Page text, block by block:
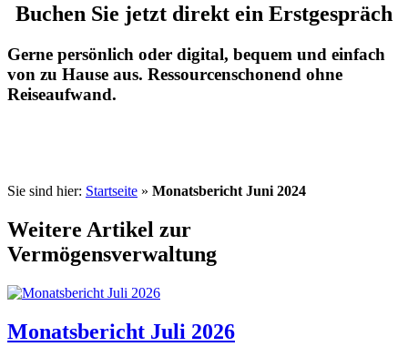
Buchen Sie jetzt direkt ein Erstgespräch
Gerne persönlich oder digital, bequem und einfach
von zu Hause aus. Ressourcenschonend ohne
Reiseaufwand.
Sie sind hier: Startseite » Monatsbericht Juni 2024
Weitere Artikel zur
Vermögensverwaltung
Monatsbericht Juli 2026